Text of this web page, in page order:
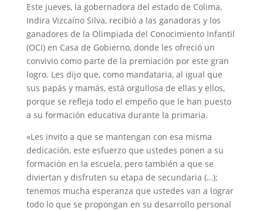
Este jueves, la gobernadora del estado de Colima,
Indira Vizcaíno Silva, recibió a las ganadoras y los
ganadores de la Olimpiada del Conocimiento Infantil
(OCI) en Casa de Gobierno, donde les ofreció un
convivio como parte de la premiación por este gran
logro. Les dijo que, como mandataria, al igual que
sus papás y mamás, está orgullosa de ellas y ellos,
porque se refleja todo el empeño que le han puesto
a su formación educativa durante la primaria.
«Les invito a que se mantengan con esa misma
dedicación, este esfuerzo que ustedes ponen a su
formación en la escuela, pero también a que se
diviertan y disfruten su etapa de secundaria (…);
tenemos mucha esperanza que ustedes van a lograr
todo lo que se propongan en su desarrollo personal